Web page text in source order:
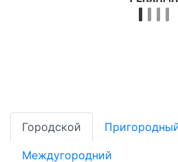
Городской
Междугородний